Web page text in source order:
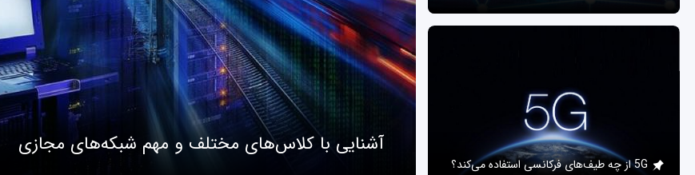
آشنایی با کلاس‌های مختلف و مهم شبکه‌های مجازی
5G از چه طیف‌های فرکانسی استفاده می‌کند؟